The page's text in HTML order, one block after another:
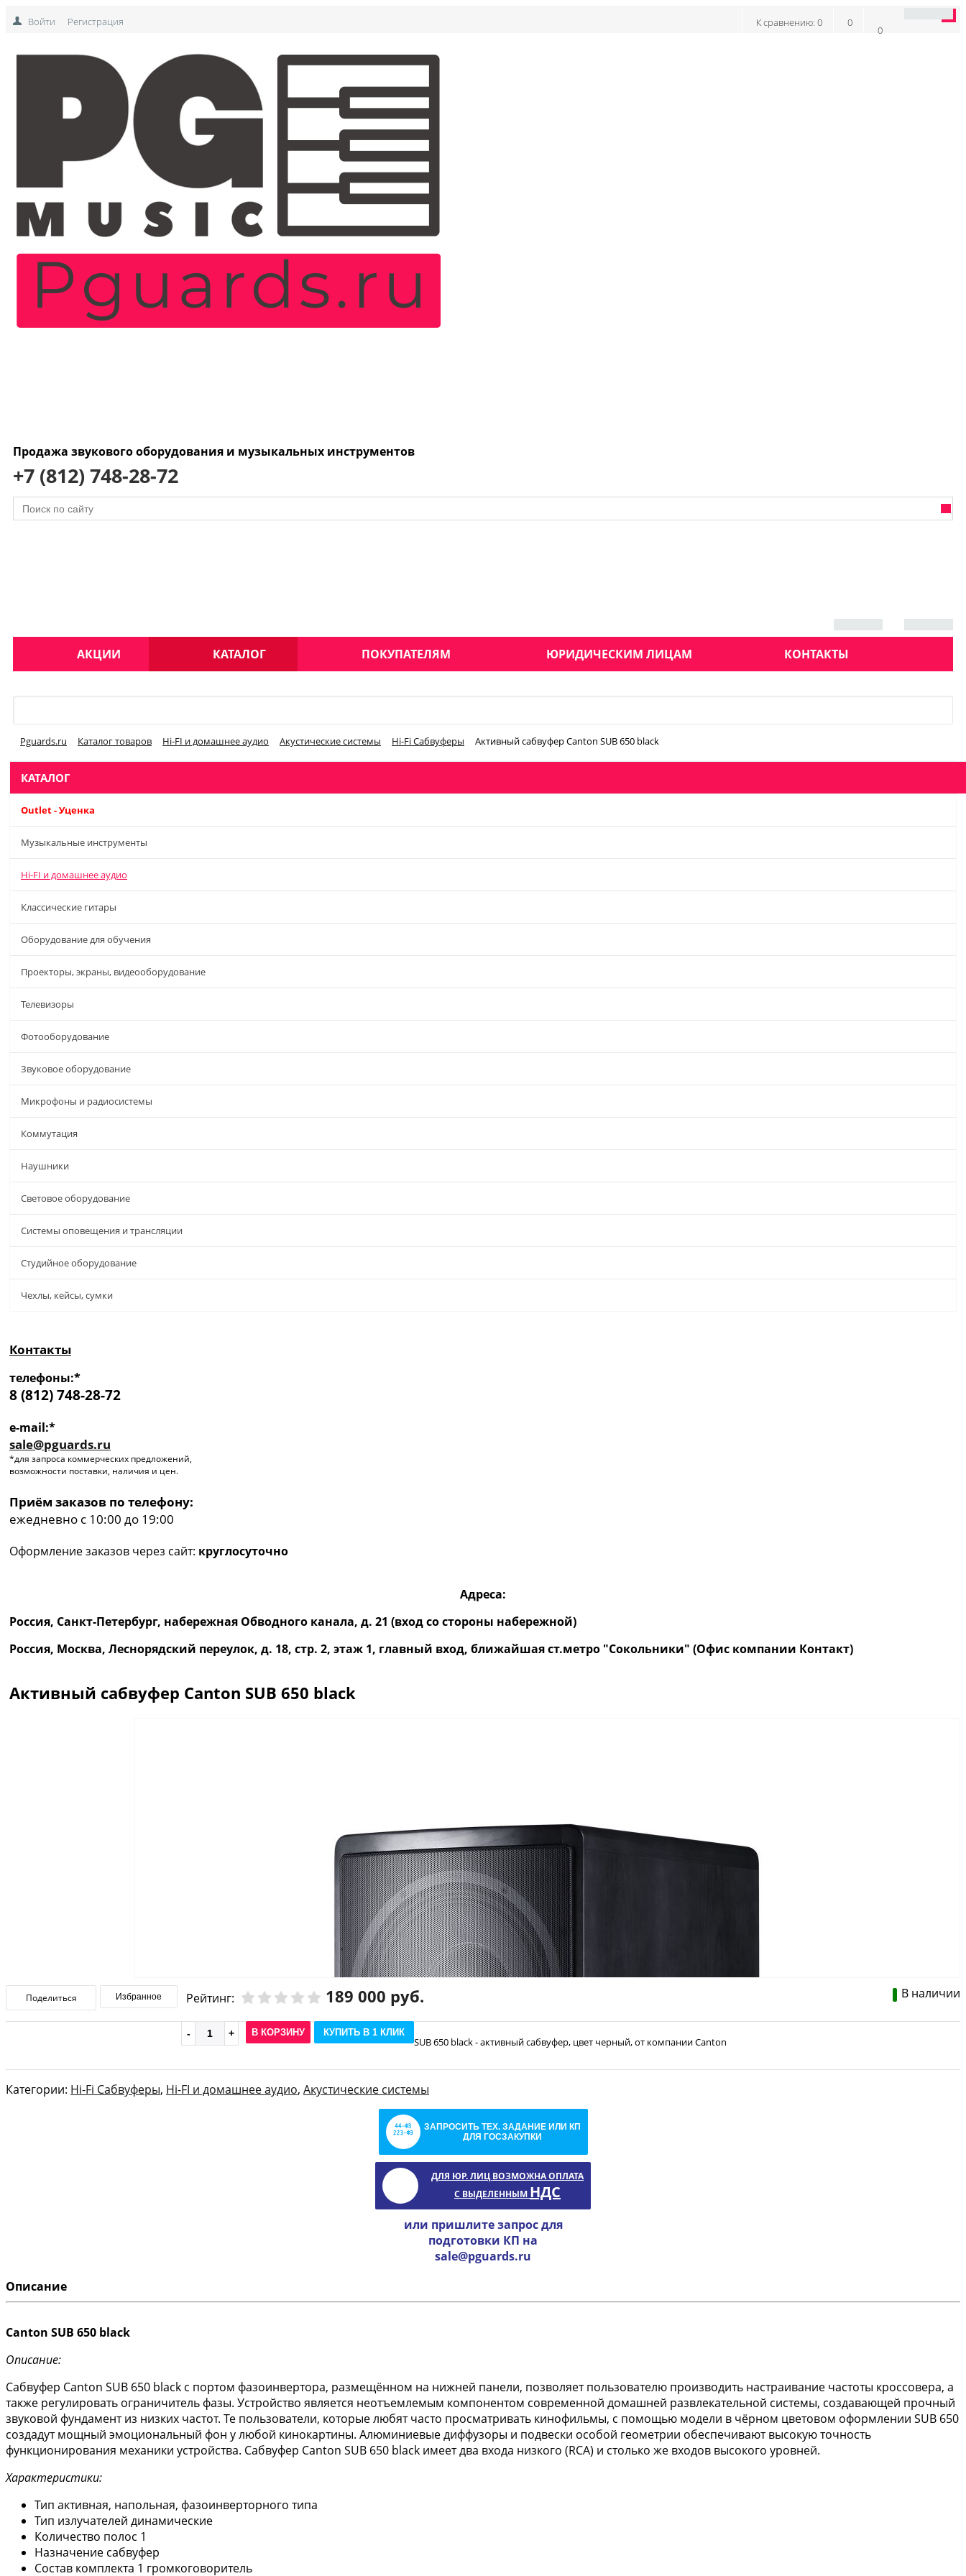
Войти Регистрация
0
0
К сравнению: 0
Продажа звукового оборудования и музыкальных инструментов
+7 (812) 748-28-72
АКЦИИ КАТАЛОГ ПОКУПАТЕЛЯМ ЮРИДИЧЕСКИМ ЛИЦАМ КОНТАКТЫ
Pguards.ru Каталог товаров Hi-FI и домашнее аудио Акустические системы Hi-Fi Сабвуферы Активный сабвуфер Canton SUB 650 black
КАТАЛОГ
Outlet - Уценка
Музыкальные инструменты
Hi-FI и домашнее аудио
Классические гитары
Оборудование для обучения
Проекторы, экраны, видеооборудование
Телевизоры
Фотооборудование
Звуковое оборудование
Микрофоны и радиосистемы
Коммутация
Наушники
Световое оборудование
Системы оповещения и трансляции
Студийное оборудование
Чехлы, кейсы, сумки
Контакты
телефоны:*
8 (812) 748-28-72
e-mail:*
sale@pguards.ru
*для запроса коммерческих предложений,
возможности поставки, наличия и цен.
Приём заказов по телефону:
ежедневно с 10:00 до 19:00
Оформление заказов через сайт: круглосуточно
Адреса:
Россия, Санкт-Петербург, набережная Обводного канала, д. 21 (вход со стороны набережной)
Россия, Москва, Леснорядский переулок, д. 18, стр. 2, этаж 1, главный вход, ближайшая ст.метро "Сокольники" (Офис компании Контакт)
Активный сабвуфер Canton SUB 650 black
Поделиться Избранное Рейтинг: В наличии
189 000 руб.
В КОРЗИНУ КУПИТЬ В 1 КЛИК
SUB 650 black - активный сабвуфер, цвет черный, от компании Canton
Категории: Hi-Fi Сабвуферы, Hi-FI и домашнее аудио, Акустические системы
ЗАПРОСИТЬ ТЕХ. ЗАДАНИЕ ИЛИ КП
ДЛЯ ГОСЗАКУПКИ
ДЛЯ ЮР. ЛИЦ ВОЗМОЖНА ОПЛАТА
С ВЫДЕЛЕННЫМ НДС
или пришлите запрос для
подготовки КП на
sale@pguards.ru
Описание
Canton SUB 650 black
Описание:
Сабвуфер Canton SUB 650 black с портом фазоинвертора, размещённом на нижней панели, позволяет пользователю производить настраивание частоты кроссовера, а
также регулировать ограничитель фазы. Устройство является неотъемлемым компонентом современной домашней развлекательной системы, создавающей прочный
звуковой фундамент из низких частот. Те пользователи, которые любят часто просматривать кинофильмы, с помощью модели в чёрном цветовом оформлении SUB 650
создадут мощный эмоциональный фон у любой кинокартины. Алюминиевые диффузоры и подвески особой геометрии обеспечивают высокую точность
функционирования механики устройства. Сабвуфер Canton SUB 650 black имеет два входа низкого (RCA) и столько же входов высокого уровней.
Характеристики:
Тип активная, напольная, фазоинверторного типа
Тип излучателей динамические
Количество полос 1
Назначение сабвуфер
Состав комплекта 1 громкоговоритель